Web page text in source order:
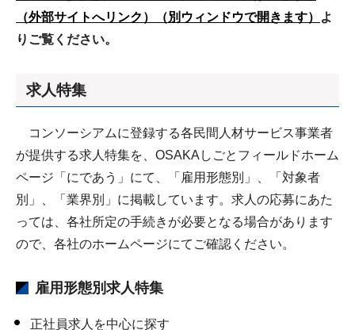
（外部サイトへリンク）（別ウィンドウで開きます）
よ
りご覧ください。
求人特集
コンソーシアムに登録する各民間人材サービス事業者
が提供する求人特集を、OSAKAしごとフィールドホーム
ページ「にであう」にて、「雇用形態別」、「対象者
別」、「業界別」に掲載しています。求人の応募にあた
っては、各社所定の手続きが必要となる場合があります
ので、各社のホームページにてご確認ください。
雇用形態別求人特集
正社員求人を中心に探す